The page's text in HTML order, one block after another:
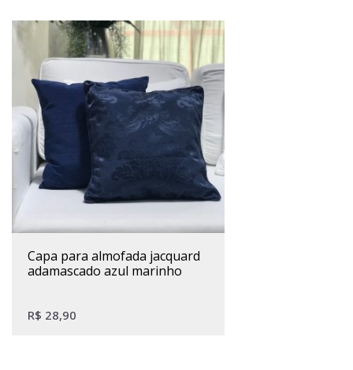
capa para almofada jacquard
adamascado azul marinho
R$ 28,90